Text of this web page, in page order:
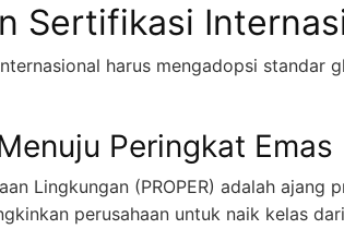
Sertifikasi
harus mengadopsi standar
Peringkat Emas
Lingkungan (PROPER) adalah ajang
perusahaan untuk naik kelas